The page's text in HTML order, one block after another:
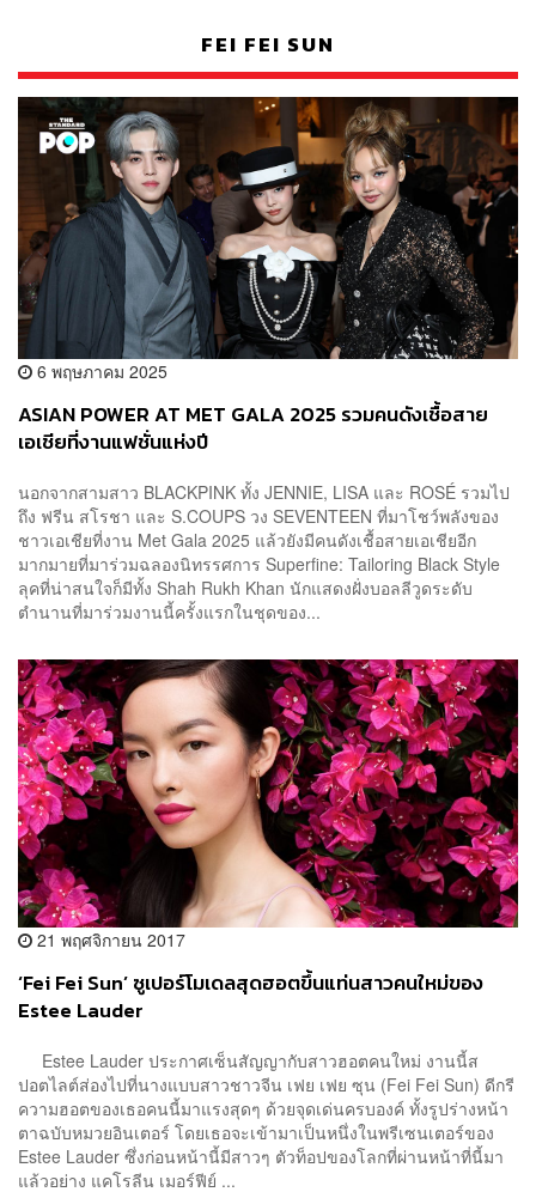
FEI FEI SUN
6 พฤษภาคม 2025
ASIAN POWER AT MET GALA 2025 รวมคนดังเชื้อสาย
เอเชียที่งานแฟชั่นแห่งปี
นอกจากสามสาว BLACKPINK ทั้ง JENNIE, LISA และ ROSÉ รวมไป
ถึง ฟรีน สโรชา และ S.COUPS วง SEVENTEEN ที่มาโชว์พลังของ
ชาวเอเชียที่งาน Met Gala 2025 แล้วยังมีคนดังเชื้อสายเอเชียอีก
มากมายที่มาร่วมฉลองนิทรรศการ Superfine: Tailoring Black Style
ลุคที่น่าสนใจก็มีทั้ง Shah Rukh Khan นักแสดงฝั่งบอลลีวูดระดับ
ตำนานที่มาร่วมงานนี้ครั้งแรกในชุดของ...
21 พฤศจิกายน 2017
‘Fei Fei Sun’ ซูเปอร์โมเดลสุดฮอตขึ้นแท่นสาวคนใหม่ของ
Estee Lauder
Estee Lauder ประกาศเซ็นสัญญากับสาวฮอตคนใหม่ งานนี้ส
ปอตไลต์ส่องไปที่นางแบบสาวชาวจีน เฟย เฟย ซุน (Fei Fei Sun) ดีกรี
ความฮอตของเธอคนนี้มาแรงสุดๆ ด้วยจุดเด่นครบองค์ ทั้งรูปร่างหน้า
ตาฉบับหมวยอินเตอร์ โดยเธอจะเข้ามาเป็นหนึ่งในพรีเซนเตอร์ของ
Estee Lauder ซึ่งก่อนหน้านี้มีสาวๆ ตัวท็อปของโลกที่ผ่านหน้าที่นี้มา
แล้วอย่าง แคโรลีน เมอร์ฟีย์ ...